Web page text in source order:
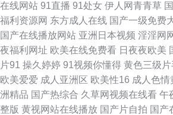
导航 精东视频久久 欧美性交CBT A片日韩 久草
影音先锋偷情福利 99操碰视频在线 国产社区情侣
片 亚洲爱爱永久网站 超碰AV在线 女同色情 色色
奇影音 韩国av啪啪 蜜桃影音 伪娘自慰白丝 91蜜
在线网站 91直播 91处女 伊人网青青草
福利资源网 东方成人在线 国产一级免费
国产在线播放网站 亚洲日本视频 淫淫网
夜福利网址 欧美在线免费看 日夜夜欧美
片91 操久婷婷 91视频你懂得 黄色三级
欧美爱爱 成人亚洲区 欧美性16 成人色情
洲精品 国产热综合 久草网视频在线看 午
整版 黄视网站在线播放 国产片自拍 国产